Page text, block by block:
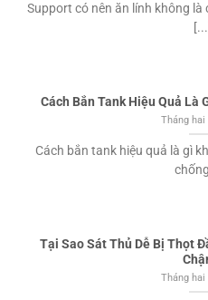
Support có nên ăn lính không
Cách Bắn Tank Hiệu Quả Là
Tháng hai
Cách bắn tank hiệu quả là gì
Tại Sao Sát Thủ Dễ Bị Thọt
Tháng hai